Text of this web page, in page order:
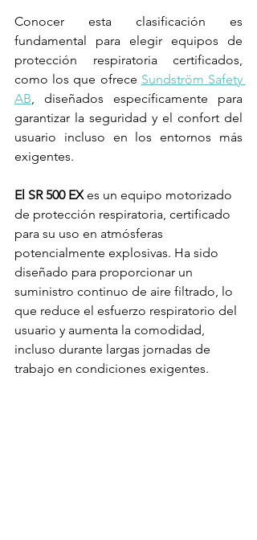
Conocer esta clasificación es
fundamental para elegir equipos de
protección respiratoria certificados,
como los que ofrece Sundström Safety
AB, diseñados específicamente para
garantizar la seguridad y el confort del
usuario incluso en los entornos más
exigentes.
El SR 500 EX es un equipo motorizado
de protección respiratoria, certificado
para su uso en atmósferas
potencialmente explosivas. Ha sido
diseñado para proporcionar un
suministro continuo de aire filtrado, lo
que reduce el esfuerzo respiratorio del
usuario y aumenta la comodidad,
incluso durante largas jornadas de
trabajo en condiciones exigentes.